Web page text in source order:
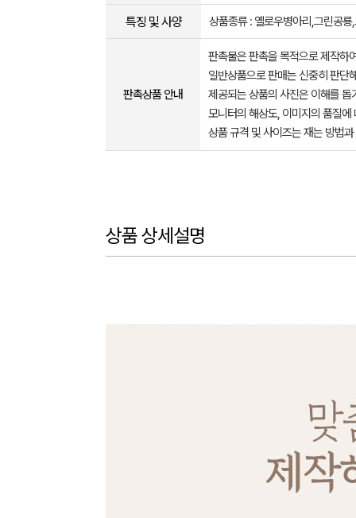
특징 및 사양 상품종류 : 옐로우병아리,그린공
판촉상품 안내
판촉물은 판촉을 목적으로 제작하
일반상품으로 판매는 신중히 판단
제공되는 상품의 사진은 이해를
모니터의 해상도, 이미지의 품질
상품 규격 및 사이즈는 재는 방법
상품 상세설명